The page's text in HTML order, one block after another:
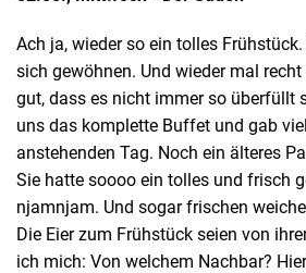
Ach ja, wieder so ein tolles
sich gewöhnen. Und wieder mal
gut, dass es nicht immer so überfüllt
uns das komplette Buffet und gab
anstehenden Tag. Noch ein älteres
Sie hatte soooo ein tolles und frisch
njamnjam. Und sogar frischen
Die Eier zum Frühstück seien von
ich mich: Von welchem Nachbar?